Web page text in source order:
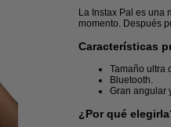
La Instax Pal es una
momento. Después
Características
Tamaño ultra
Bluetooth.
Gran angular
¿Por qué